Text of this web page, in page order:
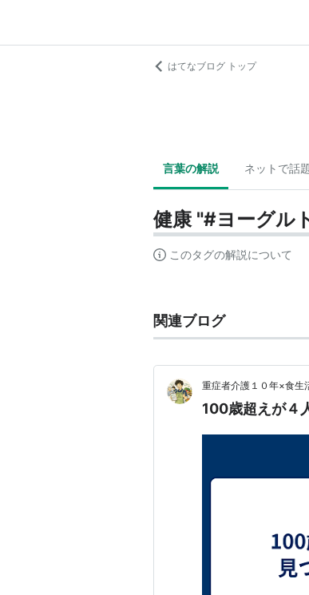
はてなブログ トップ
言葉の解説 ネットで話題
健康 "#ヨーグル
このタグの解説について
関連ブログ
重症者介護１０年×食生
100歳超えが４